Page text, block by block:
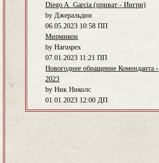
Diego A. Garcia (приват - Ингри)
by Джеральдин
06.05.2023 10:58 ПП
Мирмикон
by Haruspex
07.01.2023 11:21 ПП
Новогоднее обращение Коменданта -
2023
by Ник Николс
01.01.2023 12:00 ДП